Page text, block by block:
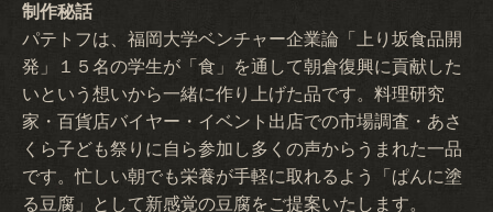
制作秘話
パテトフは、福岡大学ベンチャー企業論「上り坂食品開
発」１５名の学生が「食」を通して朝倉復興に貢献した
いという想いから一緒に作り上げた品です。料理研究
家・百貨店バイヤー・イベント出店での市場調査・あさ
くら子ども祭りに自ら参加し多くの声からうまれた一品
です。忙しい朝でも栄養が手軽に取れるよう「ぱんに塗
る豆腐」として新感覚の豆腐をご提案いたします。